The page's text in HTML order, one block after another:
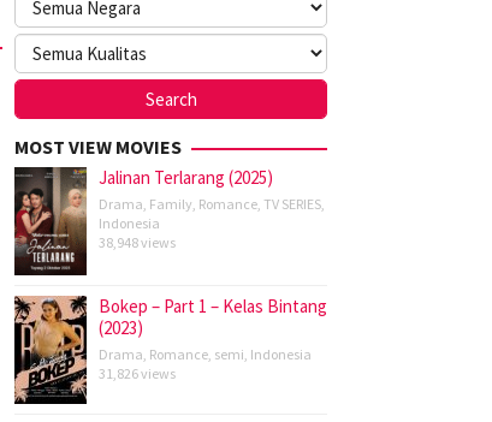
MOST VIEW MOVIES
Jalinan Terlarang (2025)
Drama, Family, Romance, TV SERIES,
Indonesia
38,948 views
Bokep – Part 1 – Kelas Bintang
(2023)
Drama, Romance, semi, Indonesia
31,826 views